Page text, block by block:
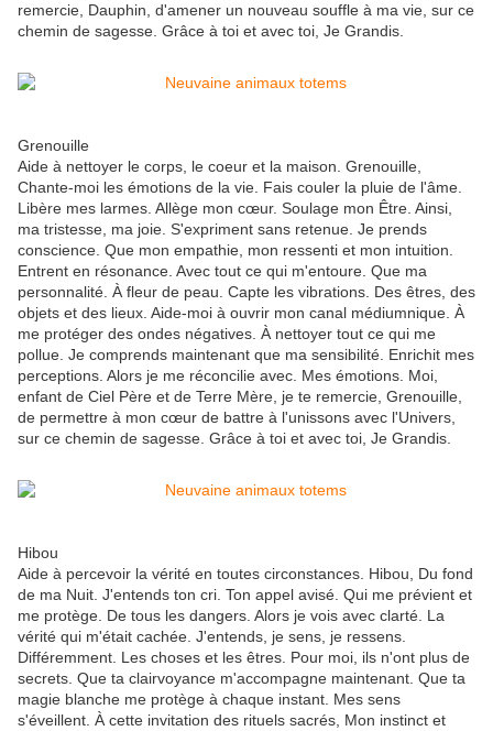
remercie, Dauphin, d'amener un nouveau souffle à ma vie, sur ce
chemin de sagesse. Grâce à toi et avec toi, Je Grandis.
Grenouille
Aide à nettoyer le corps, le coeur et la maison. Grenouille,
Chante-moi les émotions de la vie. Fais couler la pluie de l'âme.
Libère mes larmes. Allège mon cœur. Soulage mon Être. Ainsi,
ma tristesse, ma joie. S'expriment sans retenue. Je prends
conscience. Que mon empathie, mon ressenti et mon intuition.
Entrent en résonance. Avec tout ce qui m'entoure. Que ma
personnalité. À fleur de peau. Capte les vibrations. Des êtres, des
objets et des lieux. Aide-moi à ouvrir mon canal médiumnique. À
me protéger des ondes négatives. À nettoyer tout ce qui me
pollue. Je comprends maintenant que ma sensibilité. Enrichit mes
perceptions. Alors je me réconcilie avec. Mes émotions. Moi,
enfant de Ciel Père et de Terre Mère, je te remercie, Grenouille,
de permettre à mon cœur de battre à l'unissons avec l'Univers,
sur ce chemin de sagesse. Grâce à toi et avec toi, Je Grandis.
Hibou
Aide à percevoir la vérité en toutes circonstances. Hibou, Du fond
de ma Nuit. J'entends ton cri. Ton appel avisé. Qui me prévient et
me protège. De tous les dangers. Alors je vois avec clarté. La
vérité qui m'était cachée. J'entends, je sens, je ressens.
Différemment. Les choses et les êtres. Pour moi, ils n'ont plus de
secrets. Que ta clairvoyance m'accompagne maintenant. Que ta
magie blanche me protège à chaque instant. Mes sens
s'éveillent. À cette invitation des rituels sacrés, Mon instinct et